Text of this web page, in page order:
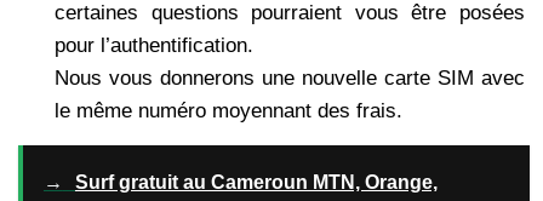
certaines questions pourraient vous être posées
pour l’authentification.
Nous vous donnerons une nouvelle carte SIM avec
le même numéro moyennant des frais.
→
Surf gratuit au Cameroun MTN, Orange,